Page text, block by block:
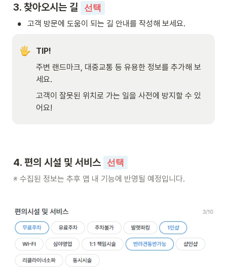
3. 찾아오시는 길 선택
• 고객 방문에 도움이 되는 길 안내를 작성해 보세요.
TIP!
주변 랜드마크, 대중교통 등 유용한 정보를 추가해 보
세요.
고객이 잘못된 위치로 가는 일을 사전에 방지할 수 있
어요!
4. 편의 시설 및 서비스 선택
※ 수집된 정보는 추후 앱 내 기능에 반영될 예정입니다.